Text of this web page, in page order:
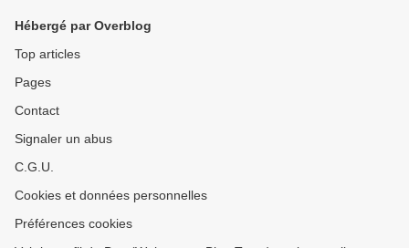
Hébergé par Overblog
Top articles
Pages
Contact
Signaler un abus
C.G.U.
Cookies et données personnelles
Préférences cookies